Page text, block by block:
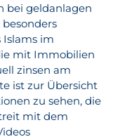
bei geldanlagen
Islams im
mit Immobilien
zinsen am
ist zur Übersicht
zu sehen, die
mit dem